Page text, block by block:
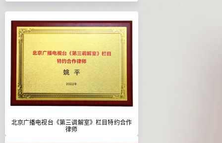
北京广播电视台《第三调解室》栏目特约合作
律师